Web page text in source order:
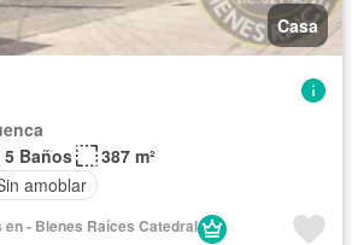
Casa
5 Baños
387 m²
amoblar
en - Bienes Raíces Catedral